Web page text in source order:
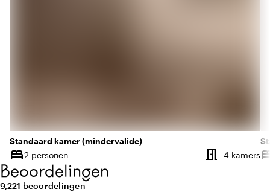
Standaard kamer (mindervalide)
bed
Capaciteit
2 personen meeting_room 4 kamers
Beoordelingen
Gemiddelde beoordeling van 9,2 uit 10
9,2Aantal beoordelingen: 21
21 beoordelingen